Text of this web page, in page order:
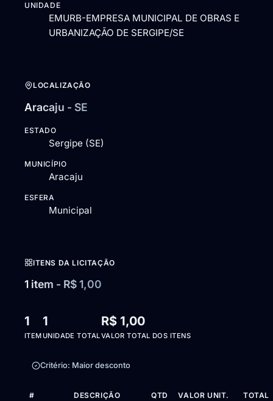
UNIDADE
EMURB-EMPRESA MUNICIPAL DE OBRAS E
URBANIZAÇÃO DE SERGIPE/SE
LOCALIZAÇÃO
Aracaju - SE
ESTADO
Sergipe (SE)
MUNICÍPIO
Aracaju
ESFERA
Municipal
ITENS DA LICITAÇÃO
1 item - R$ 1,00
1
ITEM
1
UNIDADE TOTAL
R$ 1,00
VALOR TOTAL DOS ITENS
Critério: Maior desconto
# DESCRIÇÃO QTD VALOR UNIT. TOTAL